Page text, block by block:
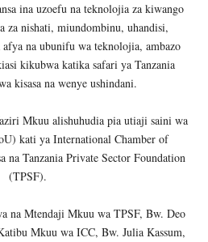
ina uzoefu na teknolojia za kiwango
za nishati, miundombinu, uhandisi,
na ubunifu wa teknolojia, ambazo
kikubwa katika safari ya Tanzania
kisasa na wenye ushindani.
Mkuu alishuhudia pia utiaji saini wa
kati ya International Chamber of
na Tanzania Private Sector Foundation
(TPSF).
na Mtendaji Mkuu wa TPSF, Bw. Deo
Mkuu wa ICC, Bw. Julia Kassum,